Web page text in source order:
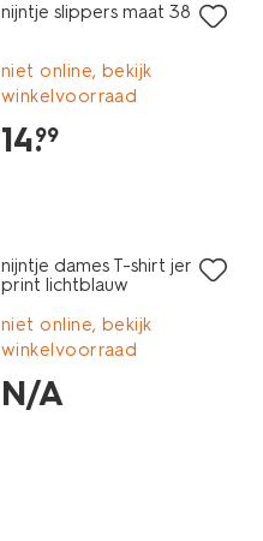
nijntje slippers maat 38-39
niet online, bekijk
winkelvoorraad
14.
99
nijntje dames T-shirt jersey
print lichtblauw
niet online, bekijk
winkelvoorraad
N/A